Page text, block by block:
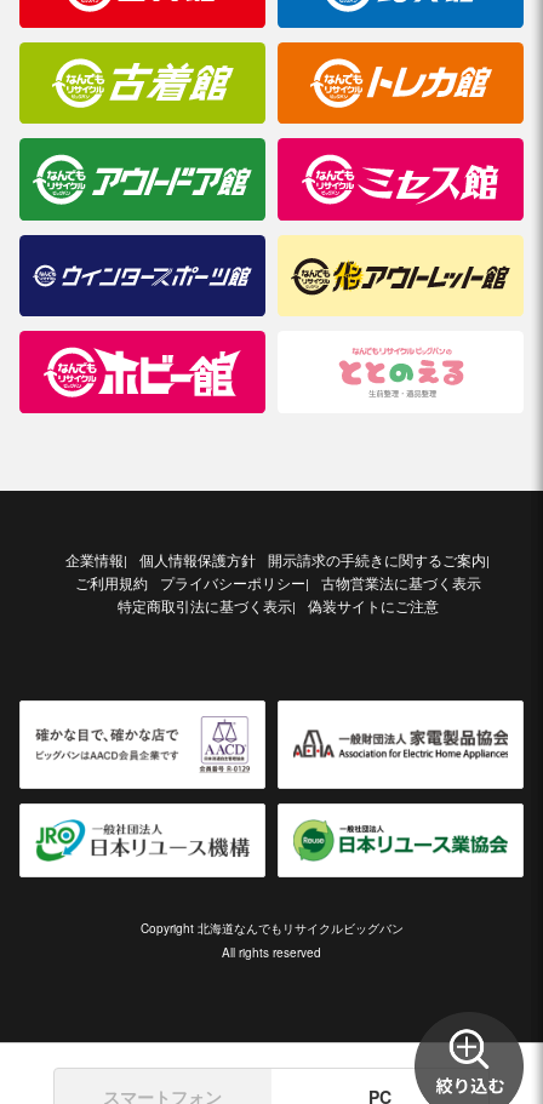
企業情報| 個人情報保護方針 開示請求の手続きに関するご案内|
ご利用規約 プライバシーポリシー|
古物営業法に基づく表示
特定商取引法に基づく表示| 偽装サイトにご注意
Copyright 北海道なんでもリサイクルビッグバン
All rights reserved
スマートフォン PC